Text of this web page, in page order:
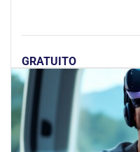
GRATUITO